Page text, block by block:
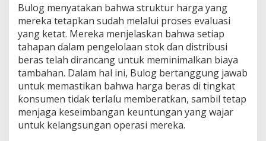
Bulog menyatakan bahwa struktur harga yang
mereka tetapkan sudah melalui proses evaluasi
yang ketat. Mereka menjelaskan bahwa setiap
tahapan dalam pengelolaan stok dan distribusi
beras telah dirancang untuk meminimalkan biaya
tambahan. Dalam hal ini, Bulog bertanggung jawab
untuk memastikan bahwa harga beras di tingkat
konsumen tidak terlalu memberatkan, sambil tetap
menjaga keseimbangan keuntungan yang wajar
untuk kelangsungan operasi mereka.